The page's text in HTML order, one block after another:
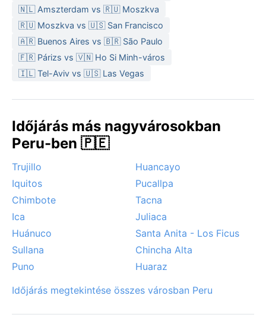
A legkedvezőbb időszak az utazásra a téli száraz
évszak, májustól augusztusig, amikor a legtöbb tiszta,
kék ég várja a látogatókat. A nyári esőzések
erőteljesek, de ritkán tartósak. Figyelemre méltó
jelenség a téli hajnali fagy, ami a magasabb környező
völgyekben akár ködös reggelekkel is társulhat – a
jégesőt hozhatnak.
🇳🇱 Amszterdam vs 🇷🇺 Moszkva
🇷🇺 Moszkva vs 🇺🇸 San Francisco
🇦🇷 Buenos Aires vs 🇧🇷 São Paulo
🇫🇷 Párizs vs 🇻🇳 Ho Si Minh-város
🇮🇱 Tel-Aviv vs 🇺🇸 Las Vegas
Időjárás más nagyvárosokban
Peru-ben 🇵🇪
Trujillo
Huancayo
Iquitos
Pucallpa
Chimbote
Tacna
Ica
Juliaca
Huánuco
Santa Anita - Los Ficus
Sullana
Chincha Alta
Puno
Huaraz
Időjárás megtekintése összes városban Peru